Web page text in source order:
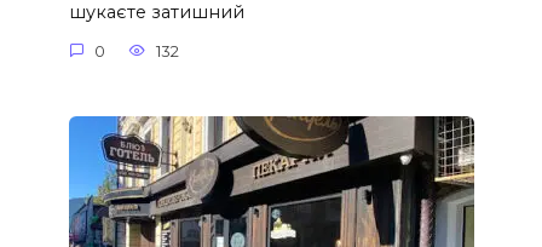
шукаєте затишний
0 132